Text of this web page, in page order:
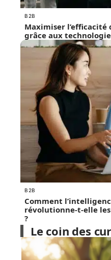
B2B
Maximiser l’efficacité
grâce aux
B2B
Comment
révolutionne-t-elle
?
Le coin des